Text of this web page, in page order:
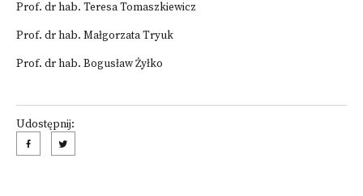
Prof. dr hab. Teresa Tomaszkiewicz
Prof. dr hab. Małgorzata Tryuk
Prof. dr hab. Bogusław Żyłko
Udostępnij: